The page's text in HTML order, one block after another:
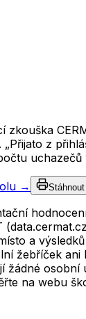
zkouška
. „Přijato z
uchazečů
→
a
žebříček ani
žádné osobní
na webu